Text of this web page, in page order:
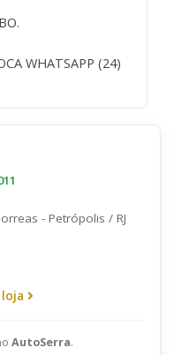
WHATSAPP (24)
- Petrópolis / RJ
AutoSerra.